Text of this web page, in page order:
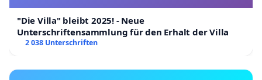
"Die Villa" bleibt 2025! - Neue
Unterschriftensammlung für den Erhalt der Villa
2 038 Unterschriften